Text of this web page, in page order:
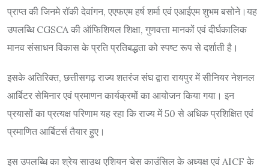
प्राप्त की जिनमे रॉकी देवांगन, एएफएम हर्ष शर्मा एवं एआईएम शुभम बसोने।यह
उपलब्धि CGSCA की ऑफिशियल शिक्षा, गुणवत्ता मानकों एवं दीर्घकालिक
मानव संसाधन विकास के प्रति प्रतिबद्धता को स्पष्ट रूप से दर्शाती है।
इसके अतिरिक्त, छत्तीसगढ़ राज्य शतरंज संघ द्वारा रायपुर में सीनियर नेशनल
आर्बिटर सेमिनार एवं प्रमाणन कार्यक्रमों का आयोजन किया गया। इन
प्रयासों का प्रत्यक्ष परिणाम यह रहा कि राज्य में 50 से अधिक प्रशिक्षित एवं
प्रमाणित आर्बिटर्स तैयार हुए।
इस उपलब्धि का श्रेय साउथ एशियन चेस काउंसिल के अध्यक्ष एवं AICF के